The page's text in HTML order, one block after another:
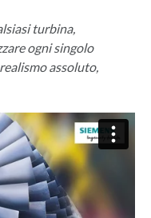
turbina,
ogni singolo
assoluto,